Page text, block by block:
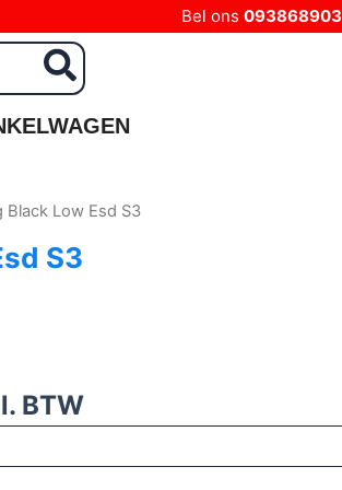
Bel ons 093868903
Low Esd S3
S3
BTW